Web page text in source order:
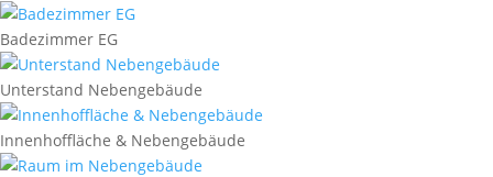
Badezimmer EG
Unterstand Nebengebäude
Innenhoffläche & Nebengebäude